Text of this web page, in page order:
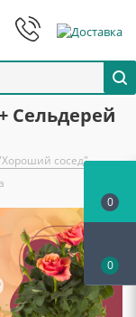
Сельдерей
сосед"
-
0
0